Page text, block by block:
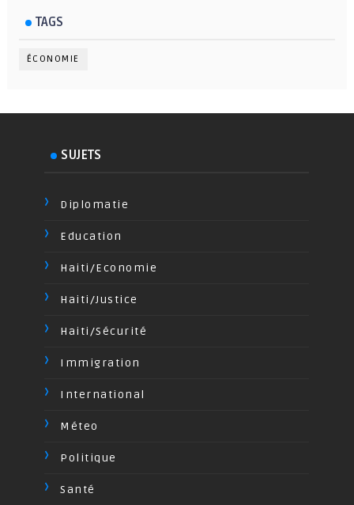
TAGS
ÉCONOMIE
SUJETS
Diplomatie
Education
Haiti/Economie
Haiti/Justice
Haiti/Sécurité
Immigration
International
Méteo
Politique
Santé